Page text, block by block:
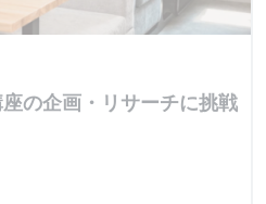
座の企画・リサーチに挑戦